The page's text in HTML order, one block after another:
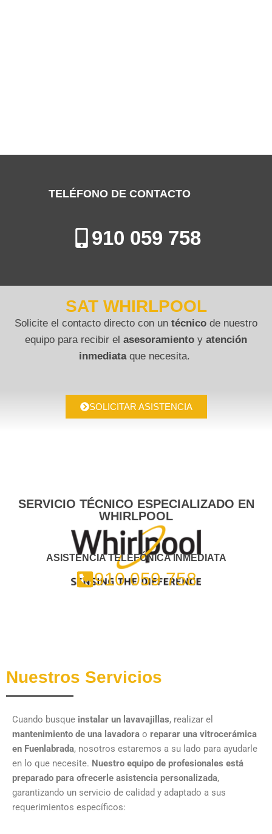
TELÉFONO DE CONTACTO
910 059 758
SAT WHIRLPOOL
Solicite el contacto directo con un técnico de nuestro
equipo para recibir el asesoramiento y atención
inmediataque necesita.
SOLICITAR ASISTENCIA
SERVICIO TÉCNICO ESPECIALIZADO EN
WHIRLPOOL
ASISTENCIA TELEFÓNICA INMEDIATA
910 059 758
Nuestros Servicios
Cuando busque instalar un lavavajillas, realizar el
mantenimiento de una lavadora o reparar una vitrocerámica
en Fuenlabrada, nosotros estaremos a su lado para ayudarle
en lo que necesite. Nuestro equipo de profesionales está
preparado para ofrecerle asistencia personalizada,
garantizando un servicio de calidad y adaptado a sus
requerimientos específicos: